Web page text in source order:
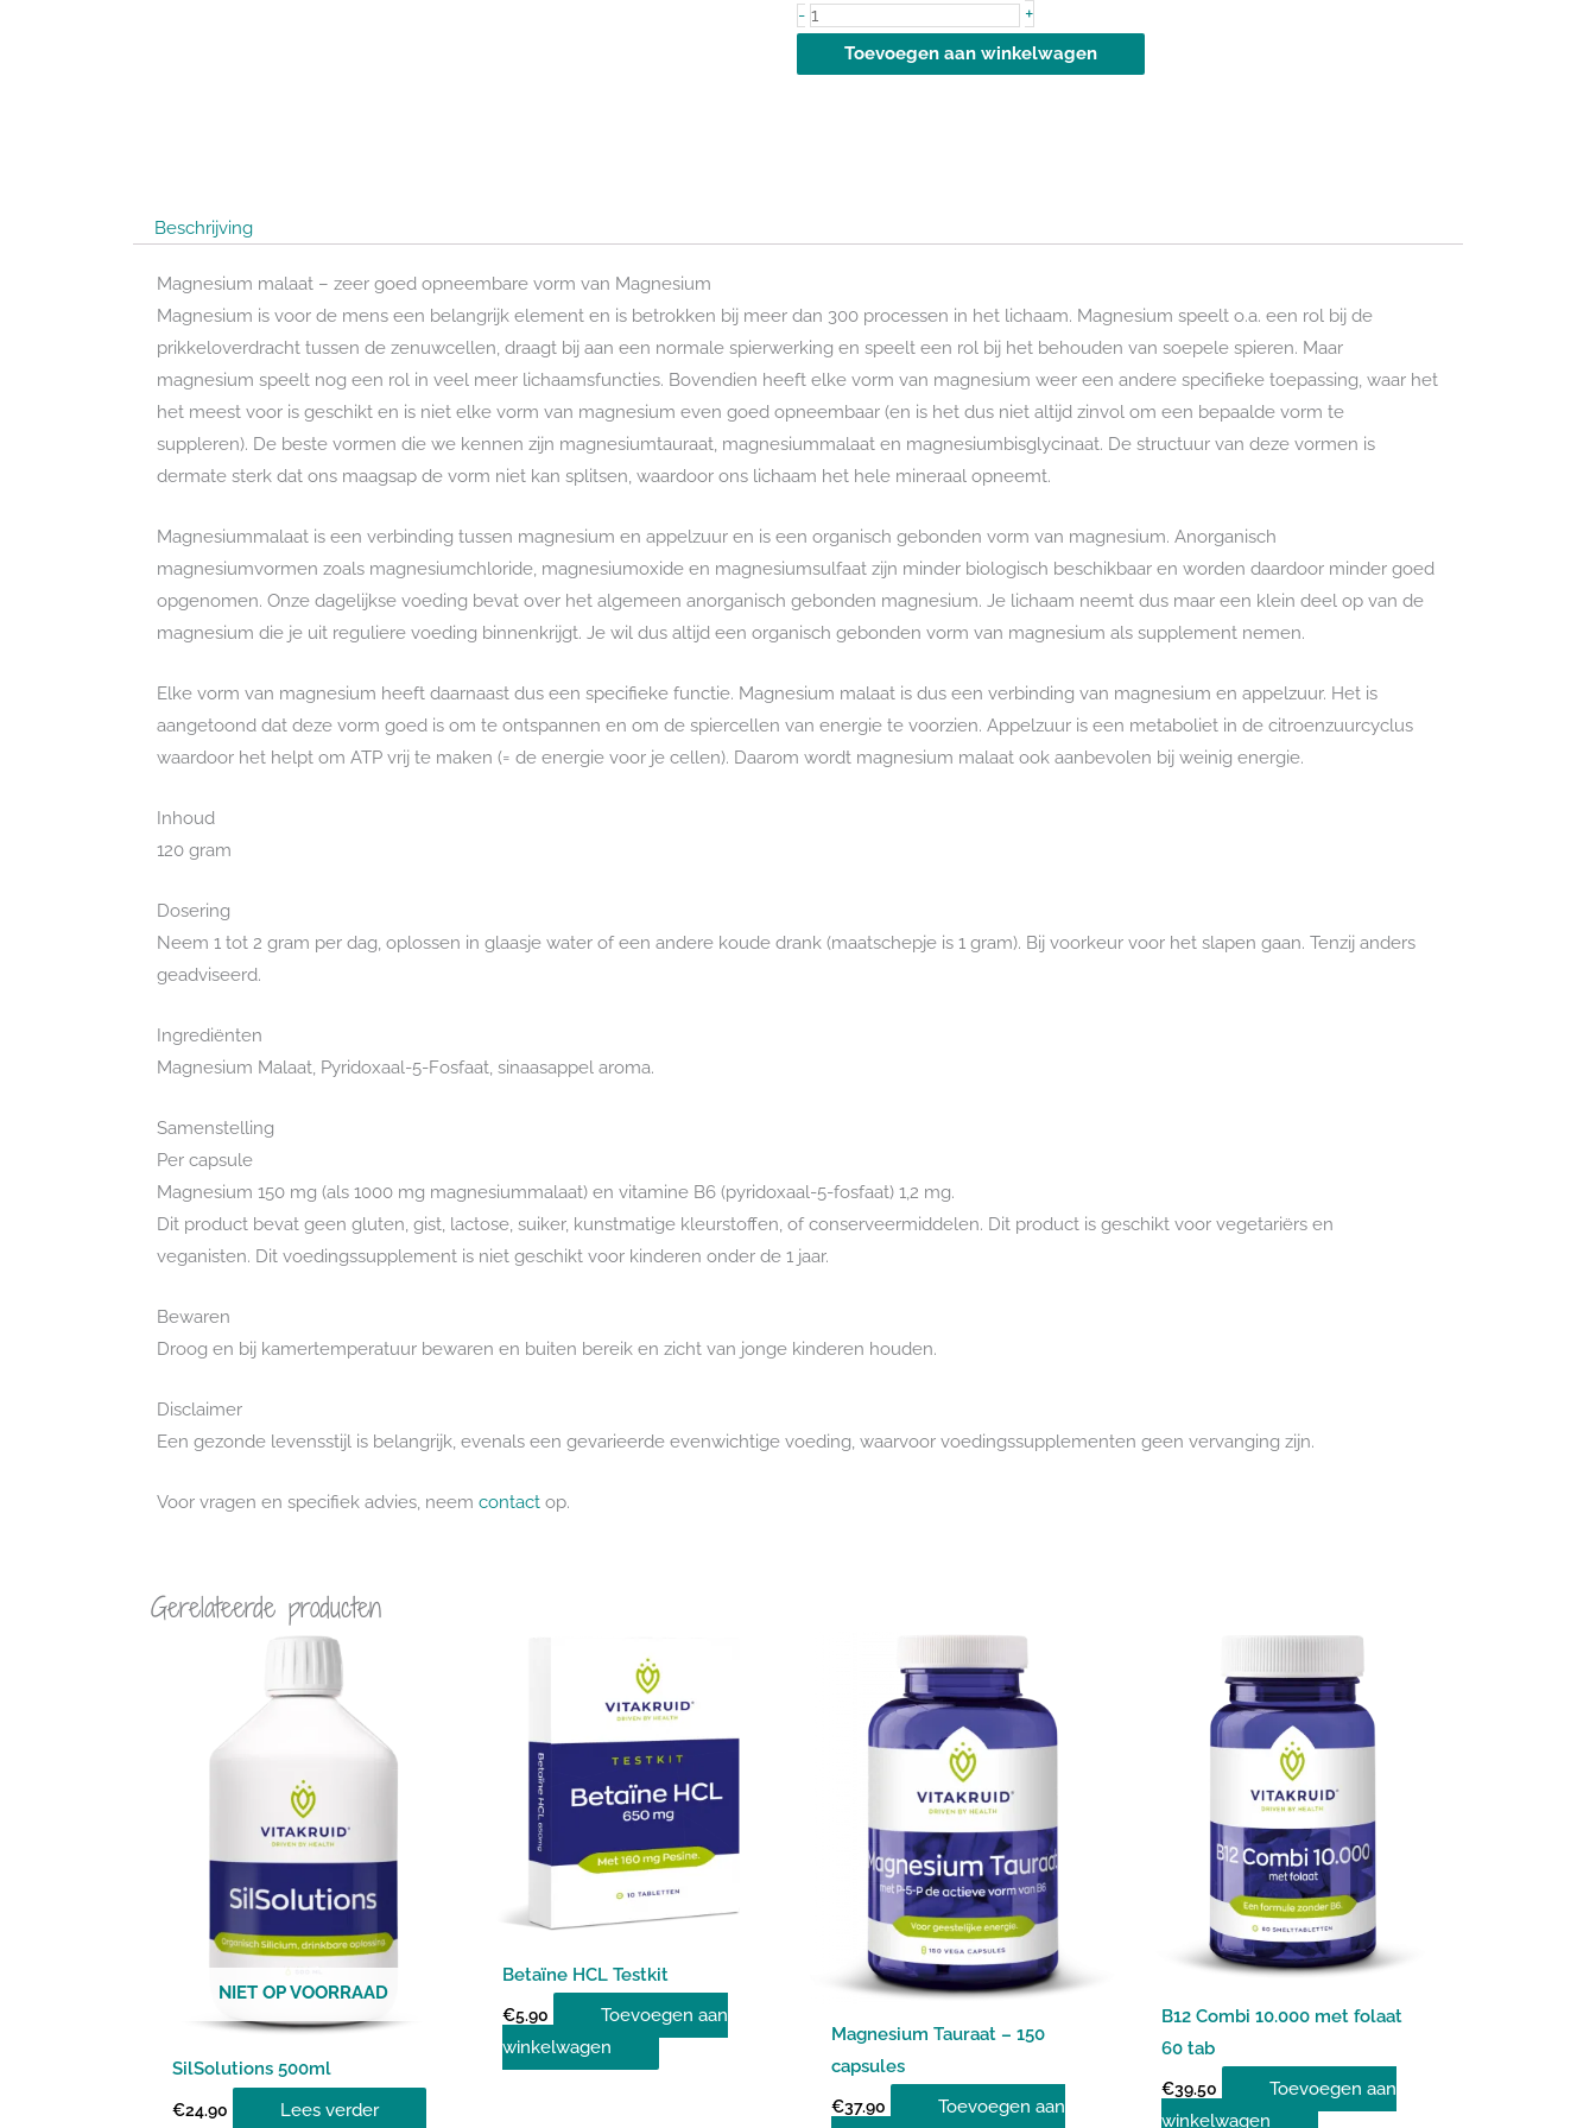
- Magnesium
Malaat
met
+
Toevoegen aan winkelwagen
Beschrijving
Magnesium malaat – zeer goed opneembare vorm van Magnesium
Magnesium is voor de mens een belangrijk element en is betrokken bij meer dan 300 processen in het lichaam. Magnesium speelt o.a. een rol bij de
prikkeloverdracht tussen de zenuwcellen, draagt bij aan een normale spierwerking en speelt een rol bij het behouden van soepele spieren. Maar
magnesium speelt nog een rol in veel meer lichaamsfuncties. Bovendien heeft elke vorm van magnesium weer een andere specifieke toepassing, waar het
het meest voor is geschikt en is niet elke vorm van magnesium even goed opneembaar (en is het dus niet altijd zinvol om een bepaalde vorm te
suppleren). De beste vormen die we kennen zijn magnesiumtauraat, magnesiummalaat en magnesiumbisglycinaat. De structuur van deze vormen is
dermate sterk dat ons maagsap de vorm niet kan splitsen, waardoor ons lichaam het hele mineraal opneemt.
Magnesiummalaat is een verbinding tussen magnesium en appelzuur en is een organisch gebonden vorm van magnesium. Anorganisch
magnesiumvormen zoals magnesiumchloride, magnesiumoxide en magnesiumsulfaat zijn minder biologisch beschikbaar en worden daardoor minder goed
opgenomen. Onze dagelijkse voeding bevat over het algemeen anorganisch gebonden magnesium. Je lichaam neemt dus maar een klein deel op van de
magnesium die je uit reguliere voeding binnenkrijgt. Je wil dus altijd een organisch gebonden vorm van magnesium als supplement nemen.
Elke vorm van magnesium heeft daarnaast dus een specifieke functie. Magnesium malaat is dus een verbinding van magnesium en appelzuur. Het is
aangetoond dat deze vorm goed is om te ontspannen en om de spiercellen van energie te voorzien. Appelzuur is een metaboliet in de citroenzuurcyclus
waardoor het helpt om ATP vrij te maken (= de energie voor je cellen). Daarom wordt magnesium malaat ook aanbevolen bij weinig energie.
Inhoud
120 gram
Dosering
Neem 1 tot 2 gram per dag, oplossen in glaasje water of een andere koude drank (maatschepje is 1 gram). Bij voorkeur voor het slapen gaan. Tenzij anders
geadviseerd.
Ingrediënten
Magnesium Malaat, Pyridoxaal-5-Fosfaat, sinaasappel aroma.
Samenstelling
Per capsule
Magnesium 150 mg (als 1000 mg magnesiummalaat) en vitamine B6 (pyridoxaal-5-fosfaat) 1,2 mg.
Dit product bevat geen gluten, gist, lactose, suiker, kunstmatige kleurstoffen, of conserveermiddelen. Dit product is geschikt voor vegetariërs en
veganisten. Dit voedingssupplement is niet geschikt voor kinderen onder de 1 jaar.
Bewaren
Droog en bij kamertemperatuur bewaren en buiten bereik en zicht van jonge kinderen houden.
Disclaimer
Een gezonde levensstijl is belangrijk, evenals een gevarieerde evenwichtige voeding, waarvoor voedingssupplementen geen vervanging zijn.
Voor vragen en specifiek advies, neem contact op.
Gerelateerde producten
NIET OP VOORRAAD
SilSolutions 500ml
€24.90 Lees verder
Betaïne HCL Testkit
€5.90
Toevoegen aan
winkelwagen
Magnesium Tauraat – 150
capsules
€37.90
Toevoegen aan
B12 Combi 10.000 met folaat
60 tab
€39.50
Toevoegen aan
winkelwagen